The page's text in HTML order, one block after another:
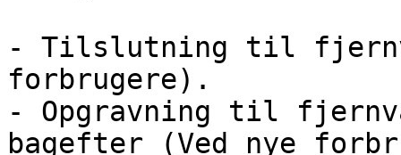
- Tilslutning til
forbrugere).
- Opgravning til
bagefter (Ved nye